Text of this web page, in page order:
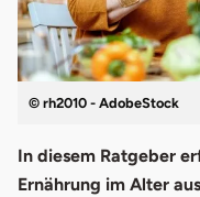
© rh2010 - AdobeStock
In diesem Ratgeber
Ernährung im Alter